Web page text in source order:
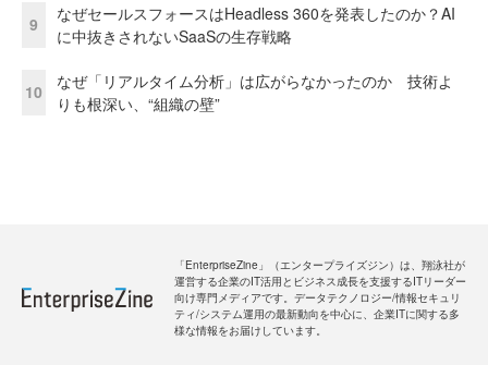
9
なぜセールスフォースはHeadless 360を発表したのか？AI
に中抜きされないSaaSの生存戦略
10
なぜ「リアルタイム分析」は広がらなかったのか 技術よ
りも根深い、“組織の壁”
「EnterpriseZine」（エンタープライズジン）は、翔泳社が
運営する企業のIT活用とビジネス成長を支援するITリーダー
向け専門メディアです。データテクノロジー/情報セキュリ
ティ/システム運用の最新動向を中心に、企業ITに関する多
様な情報をお届けしています。